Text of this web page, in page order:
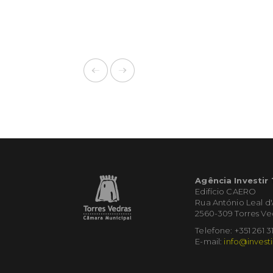
Agência Investir
Edifício CAERO
Rua António Leal
2560-309 Torres
Telefone: +351 261
E-mail: